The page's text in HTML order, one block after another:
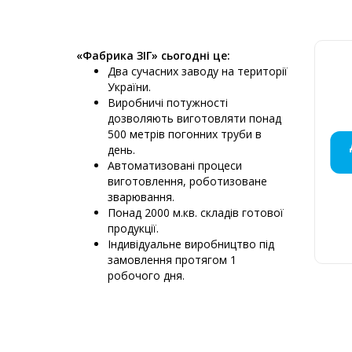
«Фабрика ЗІГ» сьогодні це:
Два сучасних заводу на території
України.
Виробничі потужності
дозволяють виготовляти понад
500 метрів погонних труби в
день.
Автоматизовані процеси
виготовлення, роботизоване
зварювання.
Понад 2000 м.кв. складів готової
продукції.
Індивідуальне виробництво під
замовлення протягом 1
робочого дня.